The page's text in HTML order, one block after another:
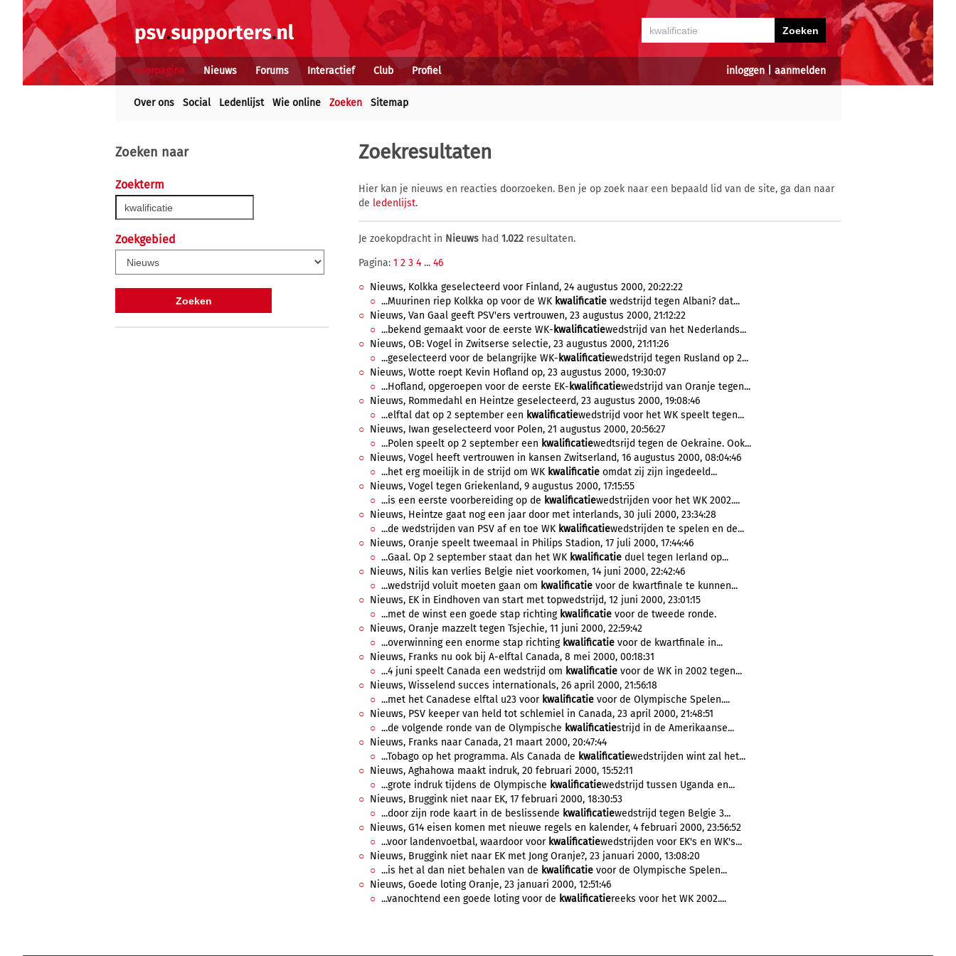
inloggen| aanmelden
Voorpagina Nieuws Forums Interactief Club Profiel
Over ons Social Ledenlijst Wie online Zoeken Sitemap
Zoeken naar
Zoekterm
Zoekgebied
Zoekresultaten
Hier kan je nieuws en reacties doorzoeken. Ben je op zoek naar een bepaald lid van de site, ga dan naar
de ledenlijst.
Je zoekopdracht in Nieuws had 1.022 resultaten.
Pagina: 1 2 3 4 ... 46
Nieuws, Kolkka geselecteerd voor Finland, 24 augustus 2000, 20:22:22
...Muurinen riep Kolkka op voor de WK kwalificatie wedstrijd tegen Albani? dat...
Nieuws, Van Gaal geeft PSV'ers vertrouwen, 23 augustus 2000, 21:12:22
...bekend gemaakt voor de eerste WK- kwalificatiewedstrijd van het Nederlands...
Nieuws, OB: Vogel in Zwitserse selectie, 23 augustus 2000, 21:11:26
...geselecteerd voor de belangrijke WK- kwalificatiewedstrijd tegen Rusland op 2...
Nieuws, Wotte roept Kevin Hofland op, 23 augustus 2000, 19:30:07
...Hofland, opgeroepen voor de eerste EK- kwalificatiewedstrijd van Oranje tegen...
Nieuws, Rommedahl en Heintze geselecteerd, 23 augustus 2000, 19:08:46
...elftal dat op 2 september een kwalificatiewedstrijd voor het WK speelt tegen...
Nieuws, Iwan geselecteerd voor Polen, 21 augustus 2000, 20:56:27
...Polen speelt op 2 september een kwalificatiewedtsrijd tegen de Oekraine. Ook...
Nieuws, Vogel heeft vertrouwen in kansen Zwitserland, 16 augustus 2000, 08:04:46
...het erg moeilijk in de strijd om WK kwalificatie omdat zij zijn ingedeeld...
Nieuws, Vogel tegen Griekenland, 9 augustus 2000, 17:15:55
...is een eerste voorbereiding op de kwalificatiewedstrijden voor het WK 2002....
Nieuws, Heintze gaat nog een jaar door met interlands, 30 juli 2000, 23:34:28
...de wedstrijden van PSV af en toe WK kwalificatiewedstrijden te spelen en de...
Nieuws, Oranje speelt tweemaal in Philips Stadion, 17 juli 2000, 17:44:46
...Gaal. Op 2 september staat dan het WK kwalificatie duel tegen Ierland op...
Nieuws, Nilis kan verlies Belgie niet voorkomen, 14 juni 2000, 22:42:46
...wedstrijd voluit moeten gaan om kwalificatie voor de kwartfinale te kunnen...
Nieuws, EK in Eindhoven van start met topwedstrijd, 12 juni 2000, 23:01:15
...met de winst een goede stap richting kwalificatie voor de tweede ronde.
Nieuws, Oranje mazzelt tegen Tsjechie, 11 juni 2000, 22:59:42
...overwinning een enorme stap richting kwalificatie voor de kwartfinale in...
Nieuws, Franks nu ook bij A-elftal Canada, 8 mei 2000, 00:18:31
...4 juni speelt Canada een wedstrijd om kwalificatie voor de WK in 2002 tegen...
Nieuws, Wisselend succes internationals, 26 april 2000, 21:56:18
...met het Canadese elftal u23 voor kwalificatie voor de Olympische Spelen....
Nieuws, PSV keeper van held tot schlemiel in Canada, 23 april 2000, 21:48:51
...de volgende ronde van de Olympische kwalificatiestrijd in de Amerikaanse...
Nieuws, Franks naar Canada, 21 maart 2000, 20:47:44
...Tobago op het programma. Als Canada de kwalificatiewedstrijden wint zal het...
Nieuws, Aghahowa maakt indruk, 20 februari 2000, 15:52:11
...grote indruk tijdens de Olympische kwalificatiewedstrijd tussen Uganda en...
Nieuws, Bruggink niet naar EK, 17 februari 2000, 18:30:53
...door zijn rode kaart in de beslissende kwalificatiewedstrijd tegen Belgie 3...
Nieuws, G14 eisen komen met nieuwe regels en kalender, 4 februari 2000, 23:56:52
...voor landenvoetbal, waardoor voor kwalificatiewedstrijden voor EK's en WK's...
Nieuws, Bruggink niet naar EK met Jong Oranje?, 23 januari 2000, 13:08:20
...is het al dan niet behalen van de kwalificatie voor de Olympische Spelen...
Nieuws, Goede loting Oranje, 23 januari 2000, 12:51:46
...vanochtend een goede loting voor de kwalificatiereeks voor het WK 2002....